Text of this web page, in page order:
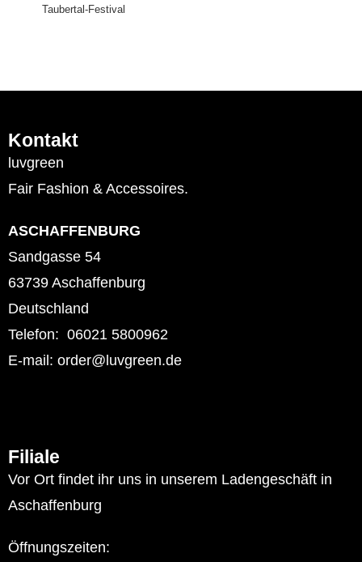
Taubertal-Festival
Kontakt
luvgreen
Fair Fashion & Accessoires.
ASCHAFFENBURG
Sandgasse 54
63739 Aschaffenburg
Deutschland
Telefon: 06021 5800962
E-mail: order@luvgreen.de
Filiale
Vor Ort findet ihr uns in unserem Ladengeschäft in
Aschaffenburg
Öffnungszeiten: